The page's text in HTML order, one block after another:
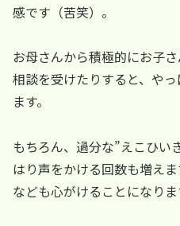
感です（苦笑）。
お母さんから積極的にお子
相談を受けたりすると、や
ます。
もちろん、過分な”えこひい
はり声をかける回数も増え
なども心がけることになりま